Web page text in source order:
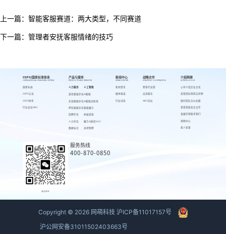
上一篇： 智能客服赛道：两大类型，不同赛道
下一篇： 管理者安抚客服情绪的技巧
CSPS/国家标准体系
CSPS/NATIONAL STANDARD SYSTEM
国家标准
CSPS认证
CSPS体系
行业会议AIEC
产品与服务
PRODUCTS AND SERVICES
人力服务
游戏客服外包
在线客服外包
呼叫客服外包
招聘外包
人力外包
数据标注
人工智能
AI客服
AI客服训练场
客服魔方
蚂蚁绩效
魔方AI质检VOC
来呗智聘
新闻中心
NEWS CENTER
新闻资讯
媒体报道
行业动态
战略合作
STRATEGIC COOPERATION
跨境代运营
出海服务
AIEC论坛
介绍网萌
INTRODUCE US
公司介绍
高管团队
顾问团队
荣誉资质
发展历程
视频中心
萌人萌事
企业文化
网萌吉祥物
合伙加盟
校企合作
联系我们
商务联系
服务热线
400-870-0850
Copyright © 2026 网萌科技 沪ICP备11017157号
沪公网安备31011502403663号